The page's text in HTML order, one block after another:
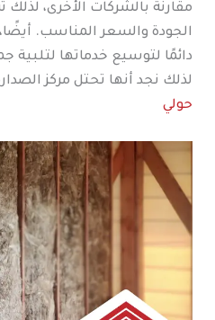
مقارنة بالشركات الأخرى،
الجودة والسعر المناسب.
دائمًا لتوسيع خدماتها لتلبية
لذلك نجد أنها تحتل مركز
حولي